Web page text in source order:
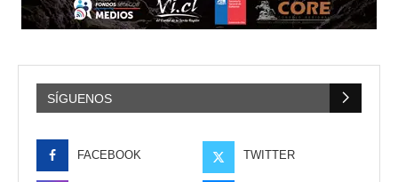
SÍGUENOS
FACEBOOK TWITTER